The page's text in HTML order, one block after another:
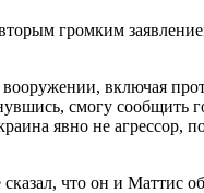
громким
включая
смогу сообщить
явно не агрессор,
что он и